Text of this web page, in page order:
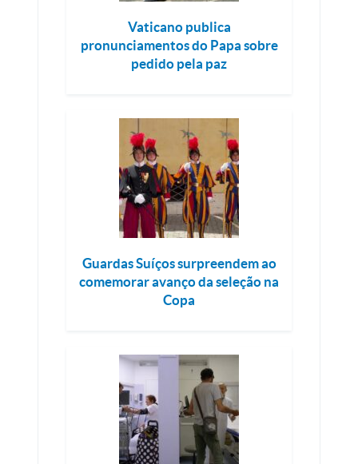
Vaticano publica
pronunciamentos do Papa sobre
pedido pela paz
Guardas Suíços surpreendem ao
comemorar avanço da seleção na
Copa